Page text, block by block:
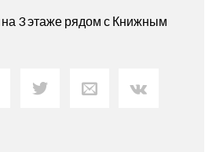
на 3 этаже рядом с Книжным